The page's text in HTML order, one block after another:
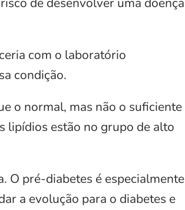
com o laboratório
condição.
o normal, mas não o suficiente
lipídios estão no grupo de alto
O pré-diabetes é especialmente
a evolução para o diabetes e